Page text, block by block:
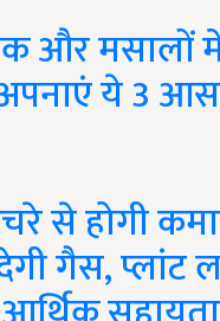
और मसालों
ये 3
से होगी
गैस, प्लांट